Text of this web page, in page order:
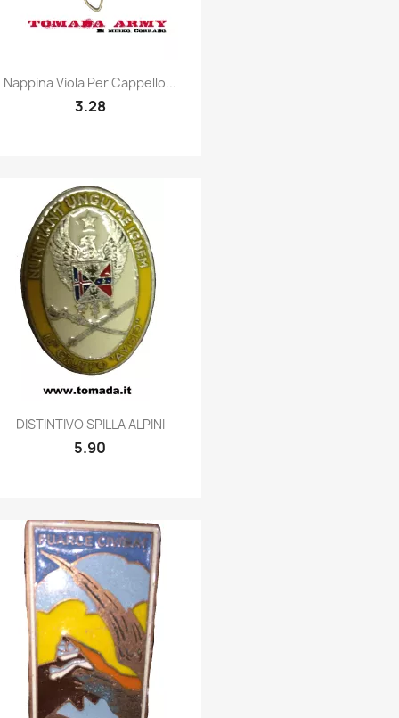
Quick view
Nappina Viola Per Cappello...
3.28
Quick view
DISTINTIVO SPILLA ALPINI
5.90